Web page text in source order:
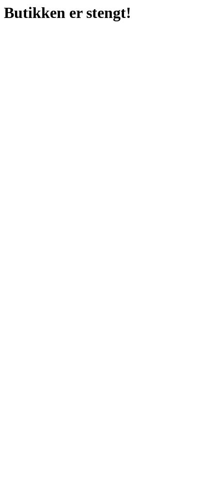
Butikken er stengt!